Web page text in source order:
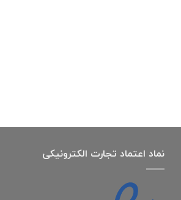
نماد اعتماد تجارت الكترونیكی